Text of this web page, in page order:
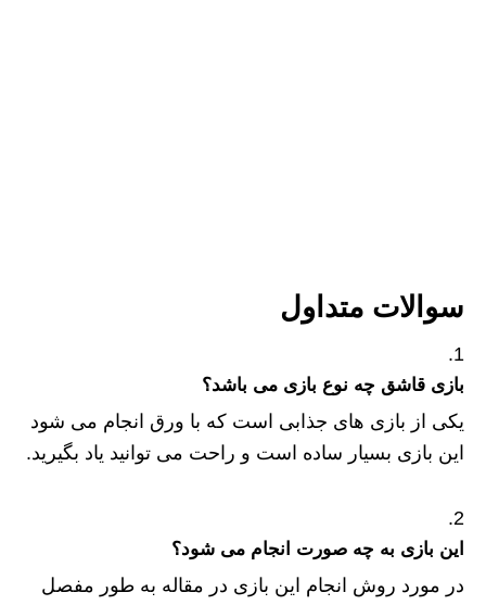
سوالات متداول
بازی قاشق چه نوع بازی می باشد؟
یکی از بازی های جذابی است که با ورق انجام می شود
این بازی بسیار ساده است و راحت می توانید یاد بگیرید.
این بازی به چه صورت انجام می شود؟
در مورد روش انجام این بازی در مقاله به طور مفصل